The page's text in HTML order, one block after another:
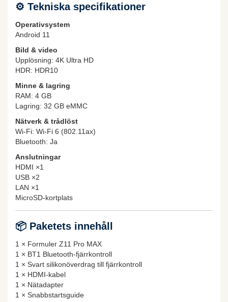
⚙ Tekniska specifikationer
Operativsystem
Android 11
Bild & video
Upplösning: 4K Ultra HD
HDR: HDR10
Minne & lagring
RAM: 4 GB
Lagring: 32 GB eMMC
Nätverk & trådlöst
Wi-Fi: Wi-Fi 6 (802.11ax)
Bluetooth: Ja
Anslutningar
HDMI ×1
USB ×2
LAN ×1
MicroSD-kortplats
📦 Paketets innehåll
1 × Formuler Z11 Pro MAX
1 × BT1 Bluetooth-fjärrkontroll
1 × Svart silikonöverdrag till fjärrkontroll
1 × HDMI-kabel
1 × Nätadapter
1 × Snabbstartsguide